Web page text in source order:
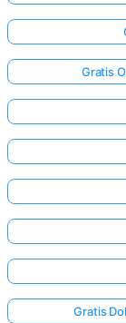
Gratis
Gratis